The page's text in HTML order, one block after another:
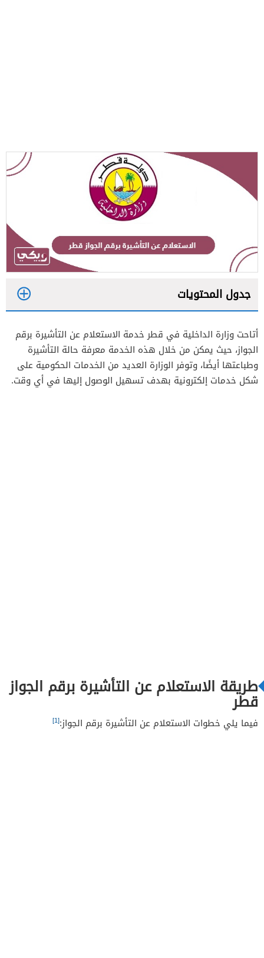
جدول المحتويات
2
أتاحت وزارة الداخلية في قطر خدمة الاستعلام عن التأشيرة برقم
الجواز، حيث يمكن من خلال هذه الخدمة معرفة حالة التأشيرة
وطباعتها أيضًا، وتوفر الوزارة العديد من الخدمات الحكومية على
شكل خدمات إلكترونية بهدف تسهيل الوصول إليها في أي وقت.
طريقة الاستعلام عن التأشيرة برقم الجواز
قطر
فيما يلي خطوات الاستعلام عن التأشيرة برقم الجواز:[1]